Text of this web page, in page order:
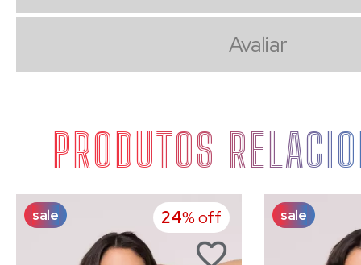
Avaliar
PRODUTOS
sale 24% off sale